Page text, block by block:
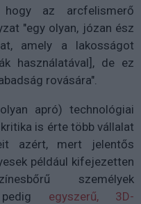
az arcfelismerő
"egy olyan, józan ész
amely a lakosságot
használatával], de ez
rovására".
apró) technológiai
is érte több vállalat
azért, mert jelentős
például kifejezetten
személyek
pedig egyszerű, 3D-